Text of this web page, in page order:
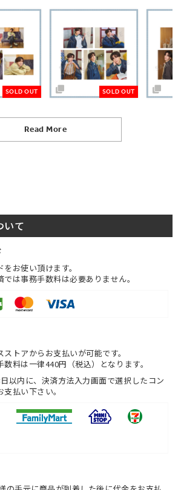
SOLD OUT SOLD
Read More
いて
お使い頂けます。
は事務手数料は必要ありません。
トアからお支払いが可能です。
料は一律440円（税込）となります。
以内に、決済方法入力画面で選択したコン
払い下さい。